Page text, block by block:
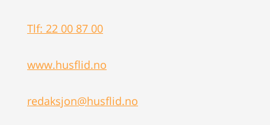
Tlf: 22 00 87 00
www.husflid.no
redaksjon@husflid.no